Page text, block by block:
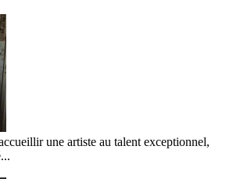
une artiste au talent exceptionnel,